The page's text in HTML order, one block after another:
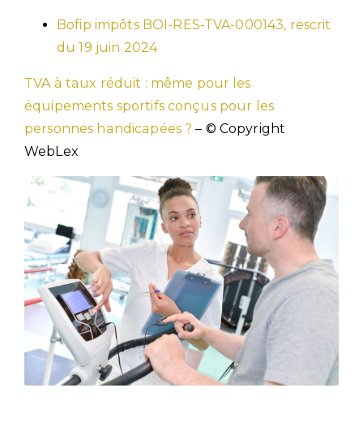
Bofip impôts BOI-RES-TVA-000143, rescrit
du 19 juin 2024
TVA à taux réduit : même pour les
équipements sportifs conçus pour les
personnes handicapées ? – © Copyright
WebLex